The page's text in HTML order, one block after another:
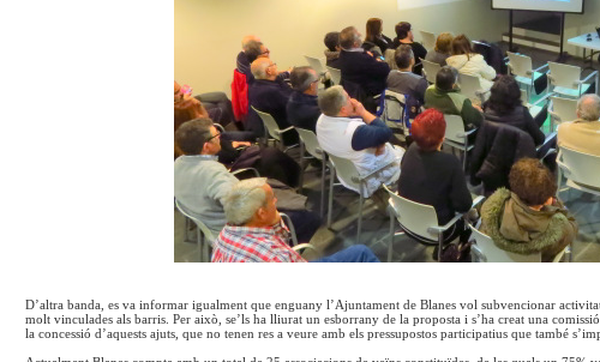
D’altra banda, es va informar igualment que enguany l’Ajuntament de Blanes vol subvencionar
molt vinculades als barris. Per això, se’ls ha lliurat un esborrany de la proposta i s’ha creat una
la concessió d’aquests ajuts, que no tenen res a veure amb els pressupostos participatius que també